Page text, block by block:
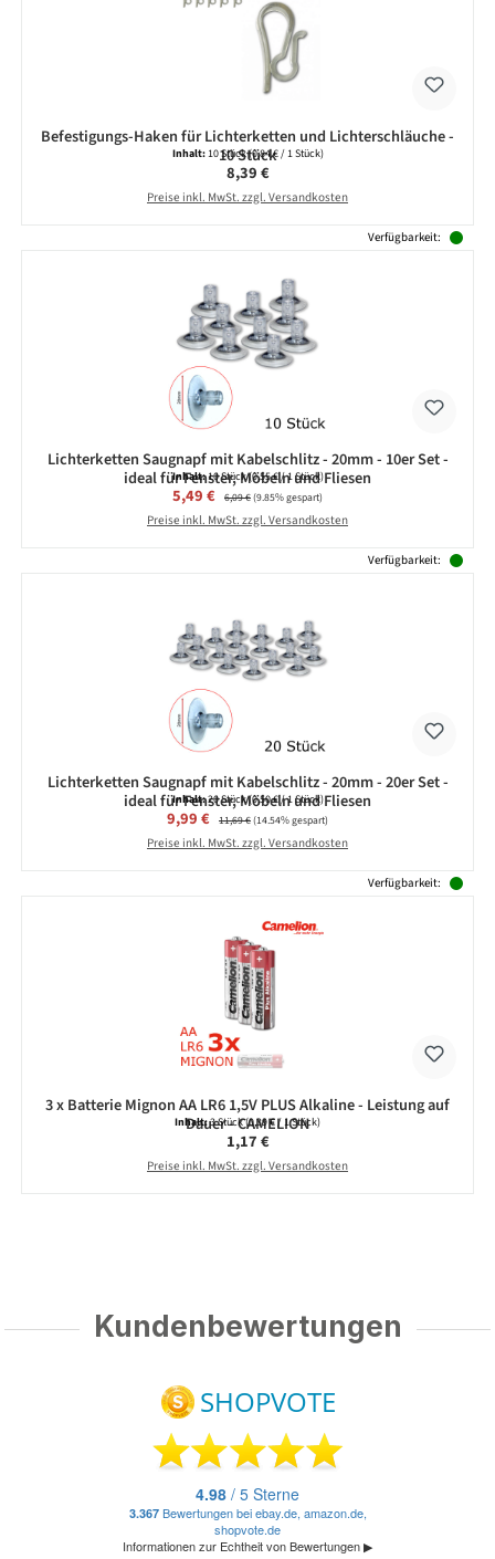
Befestigungs-Haken für Lichterketten und Lichterschläuche -
10 Stück
Inhalt:10 Stück(0,84 € / 1 Stück)
Regulärer Preis:
8,39 €
Preise inkl. MwSt. zzgl. Versandkosten
Verfügbarkeit:
Lichterketten Saugnapf mit Kabelschlitz - 20mm - 10er Set -
ideal für Fenster, Möbeln und Fliesen
Inhalt:10 Stück(0,55 € / 1 Stück)
Verkaufspreis:
5,49 € Regulärer Preis:
6,09 €(9.85% gespart)
Preise inkl. MwSt. zzgl. Versandkosten
Verfügbarkeit:
Lichterketten Saugnapf mit Kabelschlitz - 20mm - 20er Set -
ideal für Fenster, Möbeln und Fliesen
Inhalt:20 Stück(0,50 € / 1 Stück)
Verkaufspreis:
9,99 € Regulärer Preis:
11,69 €(14.54% gespart)
Preise inkl. MwSt. zzgl. Versandkosten
Verfügbarkeit:
3 x Batterie Mignon AA LR6 1,5V PLUS Alkaline - Leistung auf
Dauer - CAMELION
Inhalt:3 Stück(0,39 € / 1 Stück)
Regulärer Preis:
1,17 €
Preise inkl. MwSt. zzgl. Versandkosten
Kundenbewertungen